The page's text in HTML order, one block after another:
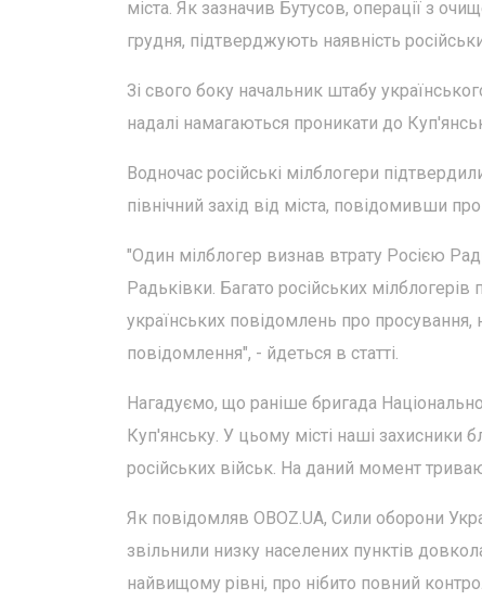
міста. Як зазначив Бутусов, операції з
грудня, підтверджують наявність
Зі свого боку начальник штабу
надалі намагаються проникати до
Водночас російські мілблогери
північний захід від міста, повідомивши
"Один мілблогер визнав втрату Росією
Радьківки. Багато російських
українських повідомлень про
повідомлення", - йдеться в статті.
Нагадуємо, що раніше бригада
Куп'янську. У цьому місті наші захисники
російських військ. На даний момент
Як повідомляв OBOZ.UA, Сили оборони
звільнили низку населених пунктів
найвищому рівні, про нібито повний